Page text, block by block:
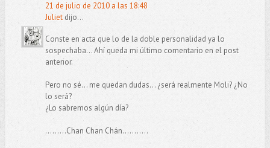
21 de julio de 2010 a las 18:48
Julietdijo...
Conste en acta que lo de la doble personalidad ya lo
sospechaba... Ahí queda mi último comentario en el post
anterior.
Pero no sé... me quedan dudas... ¿será realmente Moli? ¿No
lo será?
¿Lo sabremos algún día?
.........Chan Chan Chán...........